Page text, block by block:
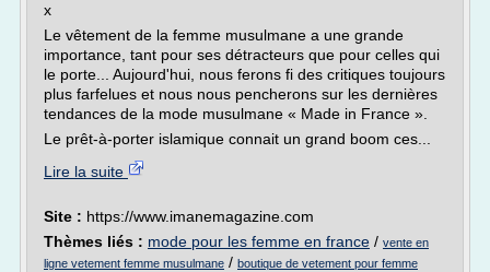
x
Le vêtement de la femme musulmane a une grande
importance, tant pour ses détracteurs que pour celles qui
le porte... Aujourd'hui, nous ferons fi des critiques toujours
plus farfelues et nous nous pencherons sur les dernières
tendances de la mode musulmane « Made in France ».
Le prêt-à-porter islamique connait un grand boom ces...
Lire la suite
Site : https://www.imanemagazine.com
Thèmes liés : mode pour les femme en france / vente en
ligne vetement femme musulmane / boutique de vetement pour femme